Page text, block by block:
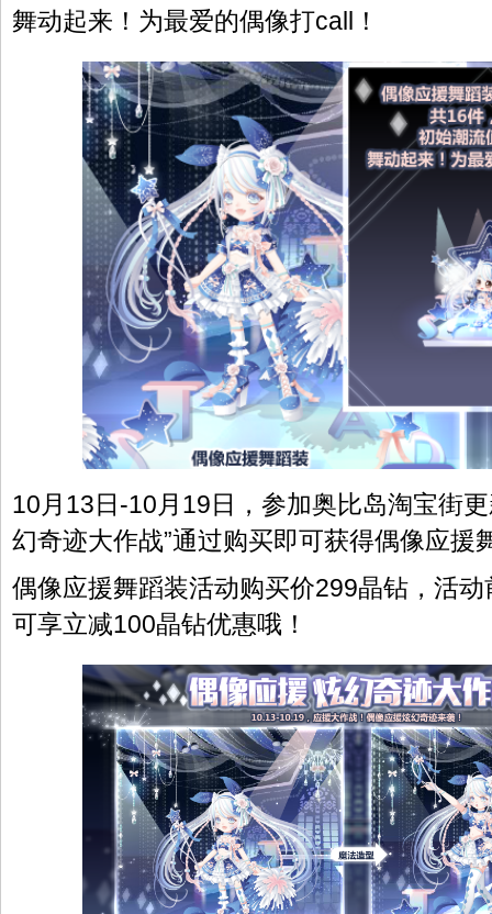
舞动起来！为最爱的偶像打call！
10月13日-10月19日，参加奥比岛淘宝街
幻奇迹大作战”通过购买即可获得偶像应援
偶像应援舞蹈装活动购买价299晶钻，活
可享立减100晶钻优惠哦！